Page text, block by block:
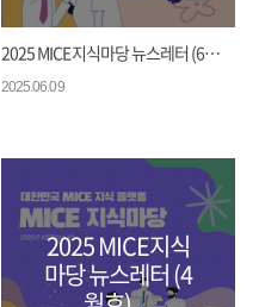
2025 MICE지식마당 뉴스레터 (6월호) ...
2025.06.09
2025 MICE지식
마당 뉴스레터 (4